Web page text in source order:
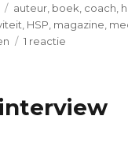
Tags
auteur, boek, coach,
, HSP, magazine,
1 reactie
interview